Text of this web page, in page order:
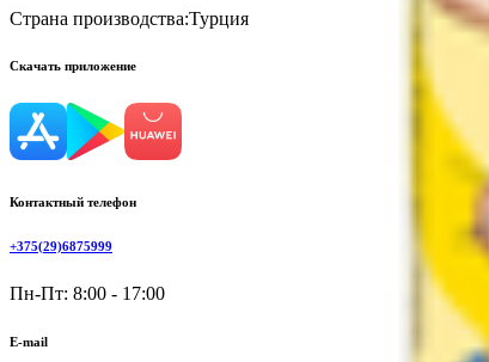
Страна производства:Турция
Скачать приложение
Контактный телефон
+375(29)6875999
Пн-Пт: 8:00 - 17:00
E-mail